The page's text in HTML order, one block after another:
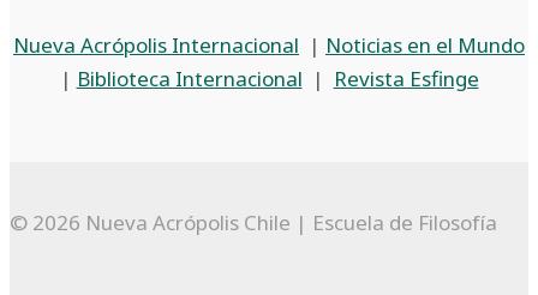
Nueva Acrópolis Internacional | Noticias en el Mundo
| Biblioteca Internacional | Revista Esfinge
© 2026 Nueva Acrópolis Chile | Escuela de Filosofía